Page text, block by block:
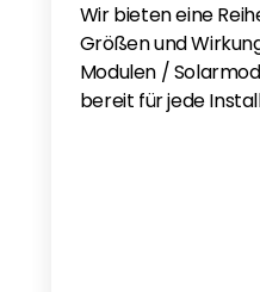
Wir bieten eine
Größen und
Modulen /
bereit für jede